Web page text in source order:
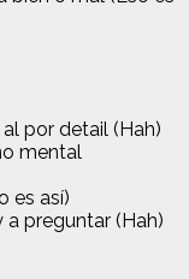
por detail (Hah)
mental
es así)
preguntar (Hah)